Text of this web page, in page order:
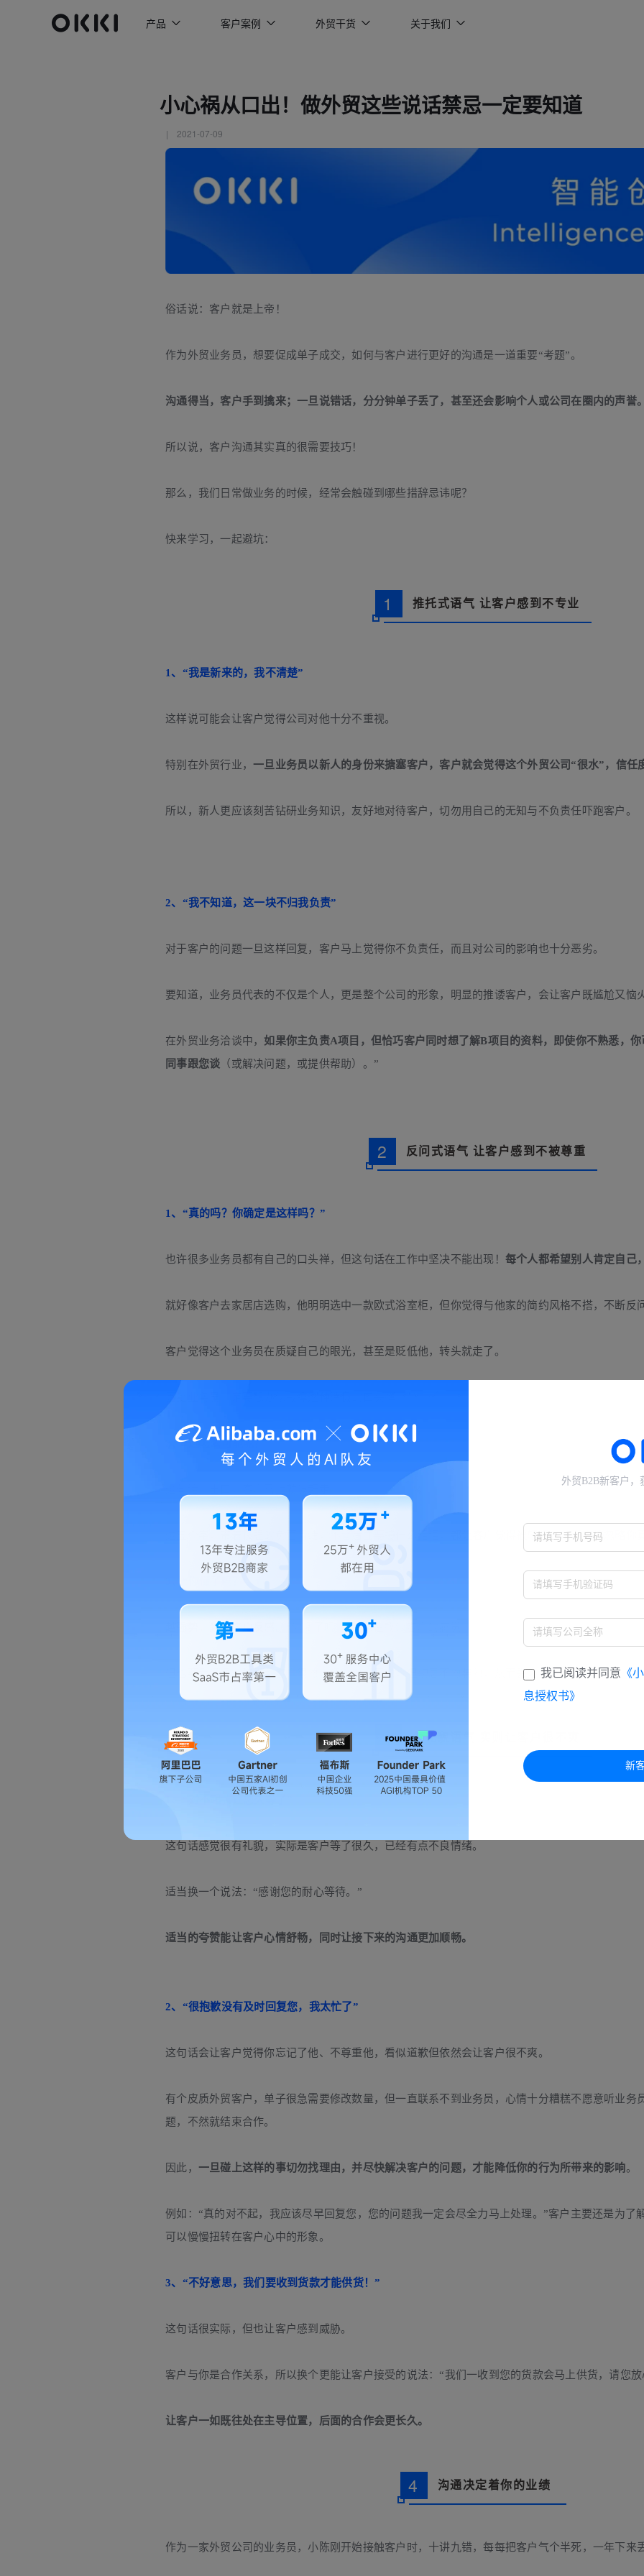
产品 客户案例 外贸干货 关于我们
小心祸从口出！做外贸这些说话禁忌一定要知道
| 2021-07-09
俗话说：客户就是上帝！
作为外贸业务员，想要促成单子成交，如何与客户进行更好的沟通是一道重要“考题”。
沟通得当，客户手到擒来；一旦说错话，分分钟单子丢了，甚至还会影响个人或公司在圈内的声誉。
所以说，客户 沟通其实真的很需要技巧！
那么，我们日常做业务的时候，经常会触碰到哪些措辞忌讳呢？
快来学习，一起避坑：
1 推托式语气 让客户感到不专业
1、“我是新来的，我不清楚”
这样说可能会让客户觉得公司对他十分不重视。
特别在外贸行业， 一旦业务员以新人的身份来搪塞客户，客户就会觉得这个外贸公司“很水”，信任
所以，新人更应该刻苦钻研业务知识，友好地对待客户，切勿用自己的无知与不负责任吓跑客户。
2、“我不知道，这一块不归我负责”
对于客户的问题一旦这样回复，客户马上觉得你不负责任，而且对公司的影响也十分恶劣。
要知道，业务员代表的不仅是个人，更是整个公司的形象，明显的推诿客户，会让客户既尴尬又恼火
在外贸业务洽谈中， 如果你主负责A项目，但恰巧客户同时想了解B项目的资料，即使你不熟悉，
同事跟您谈 （或解决问题，或提供帮助）。”
2 反问式语气 让客户感到不被尊重
1、“真的吗？你确定是这样吗？”
也许很多业务员都有自己的口头禅，但这句话在工作中坚决不能出现！ 每个人都希望别人肯定自己
就好像客户去家居店选购，他明明选中一款欧式浴室柜，但你觉得与他家的简约风格不搭，不断反
客户觉得这个业务员在质疑自己的眼光，甚至是贬低他，转头就走了。
2、“这怎么可能呢？”
都让客户觉得被轻视，从而直接忽略你
3、“你懂了吗？”
越强势，越让客户反感。 “你懂了吗”，有点在教训客户的感觉。
但也要看语境，如果和客户很熟，偶尔说说无妨，但切忌不熟装熟，从而丢失客户。
3 伪礼貌语气 实则让客户很不爽
这句话感觉很有礼貌，实际是客户等了很久，已经有点不良情绪。
适当换一个说法：“感谢您的耐心等待。”
适当的夸赞能让客户心情舒畅，同时让接下来的沟通更加顺畅。
2、“很抱歉没有及时回复您，我太忙了”
这句话会让客户觉得你忘记了他、不尊重他，看似道歉但依然会让客户很不爽。
有个皮质外贸客户，单子很急需要修改数量，但一直联系不到业务员，心情十分糟糕不愿意听业务
题，不然就结束合作。
因此， 一旦碰上这样的事切勿找理由，并尽快解决客户的问题，才能降低你的行为所带来的影响。
例如：“真的对不起，我应该尽早回复您，您的问题我一定会尽全力马上处理。”客户主要还是为了
可以慢慢扭转在客户心中的形象。
3、“不好意思，我们要收到货款才能供货！”
这句话很实际，但也让客户感到威胁。
客户与你是合作关系，所以换个更能让客户接受的说法：“我们一收到您的货款会马上供货，请您放
让客户一如既往处在主导位置，后面的合作会更长久。
4 沟通决定着你的业绩
作为一家外贸公司的业务员，小陈刚开始接触客户时，十讲九错，每每把客户气个半死，一年下来
外贸B2B新客户，
我已阅读并同意 《
息授权书》
新